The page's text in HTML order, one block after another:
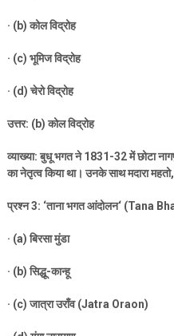
· (b)कोल विद्रोह
· (c) भूमिज विद्रोह
· (d)चेरो विद्रोह
उत्तर: (b)कोल विद्रोह
व्याख्या: बुधू भगत ने1831-32में छोटा
का नेतृत्व किया था। उनके साथ मदारा महतो
प्रश्न3: ‘ताना भगत आंदोलन‘ (Tana
· (a)बिरसा मुंडा
· (b)सिद्धू-कान्हू
· (c)जात्रा उराँव (Jatra Oraon)